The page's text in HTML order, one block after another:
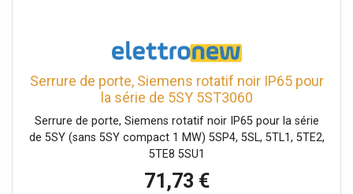
Serrure de porte, Siemens rotatif noir IP65 pour
la série de 5SY 5ST3060
Serrure de porte, Siemens rotatif noir IP65 pour la série
de 5SY (sans 5SY compact 1 MW) 5SP4, 5SL, 5TL1, 5TE2,
5TE8 5SU1
71,73 €